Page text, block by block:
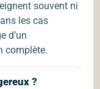
souvent ni
les cas
d’un
complète.
?